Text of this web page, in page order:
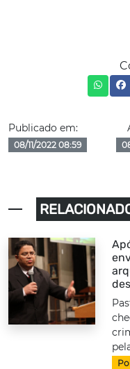
Publicado em:
08/11/2022 08:59